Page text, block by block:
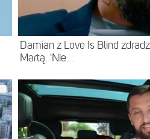
Damian z Love Is Blind
Martą. 'Nie...